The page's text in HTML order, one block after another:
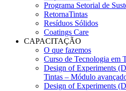
Programa Setorial de
RetornaTintas
Resíduos Sólidos
Coatings Care
CAPACITAÇÃO
O que fazemos
Curso de Tecnologia em
Design of Experiments
Tintas – Módulo
Design of Experiments